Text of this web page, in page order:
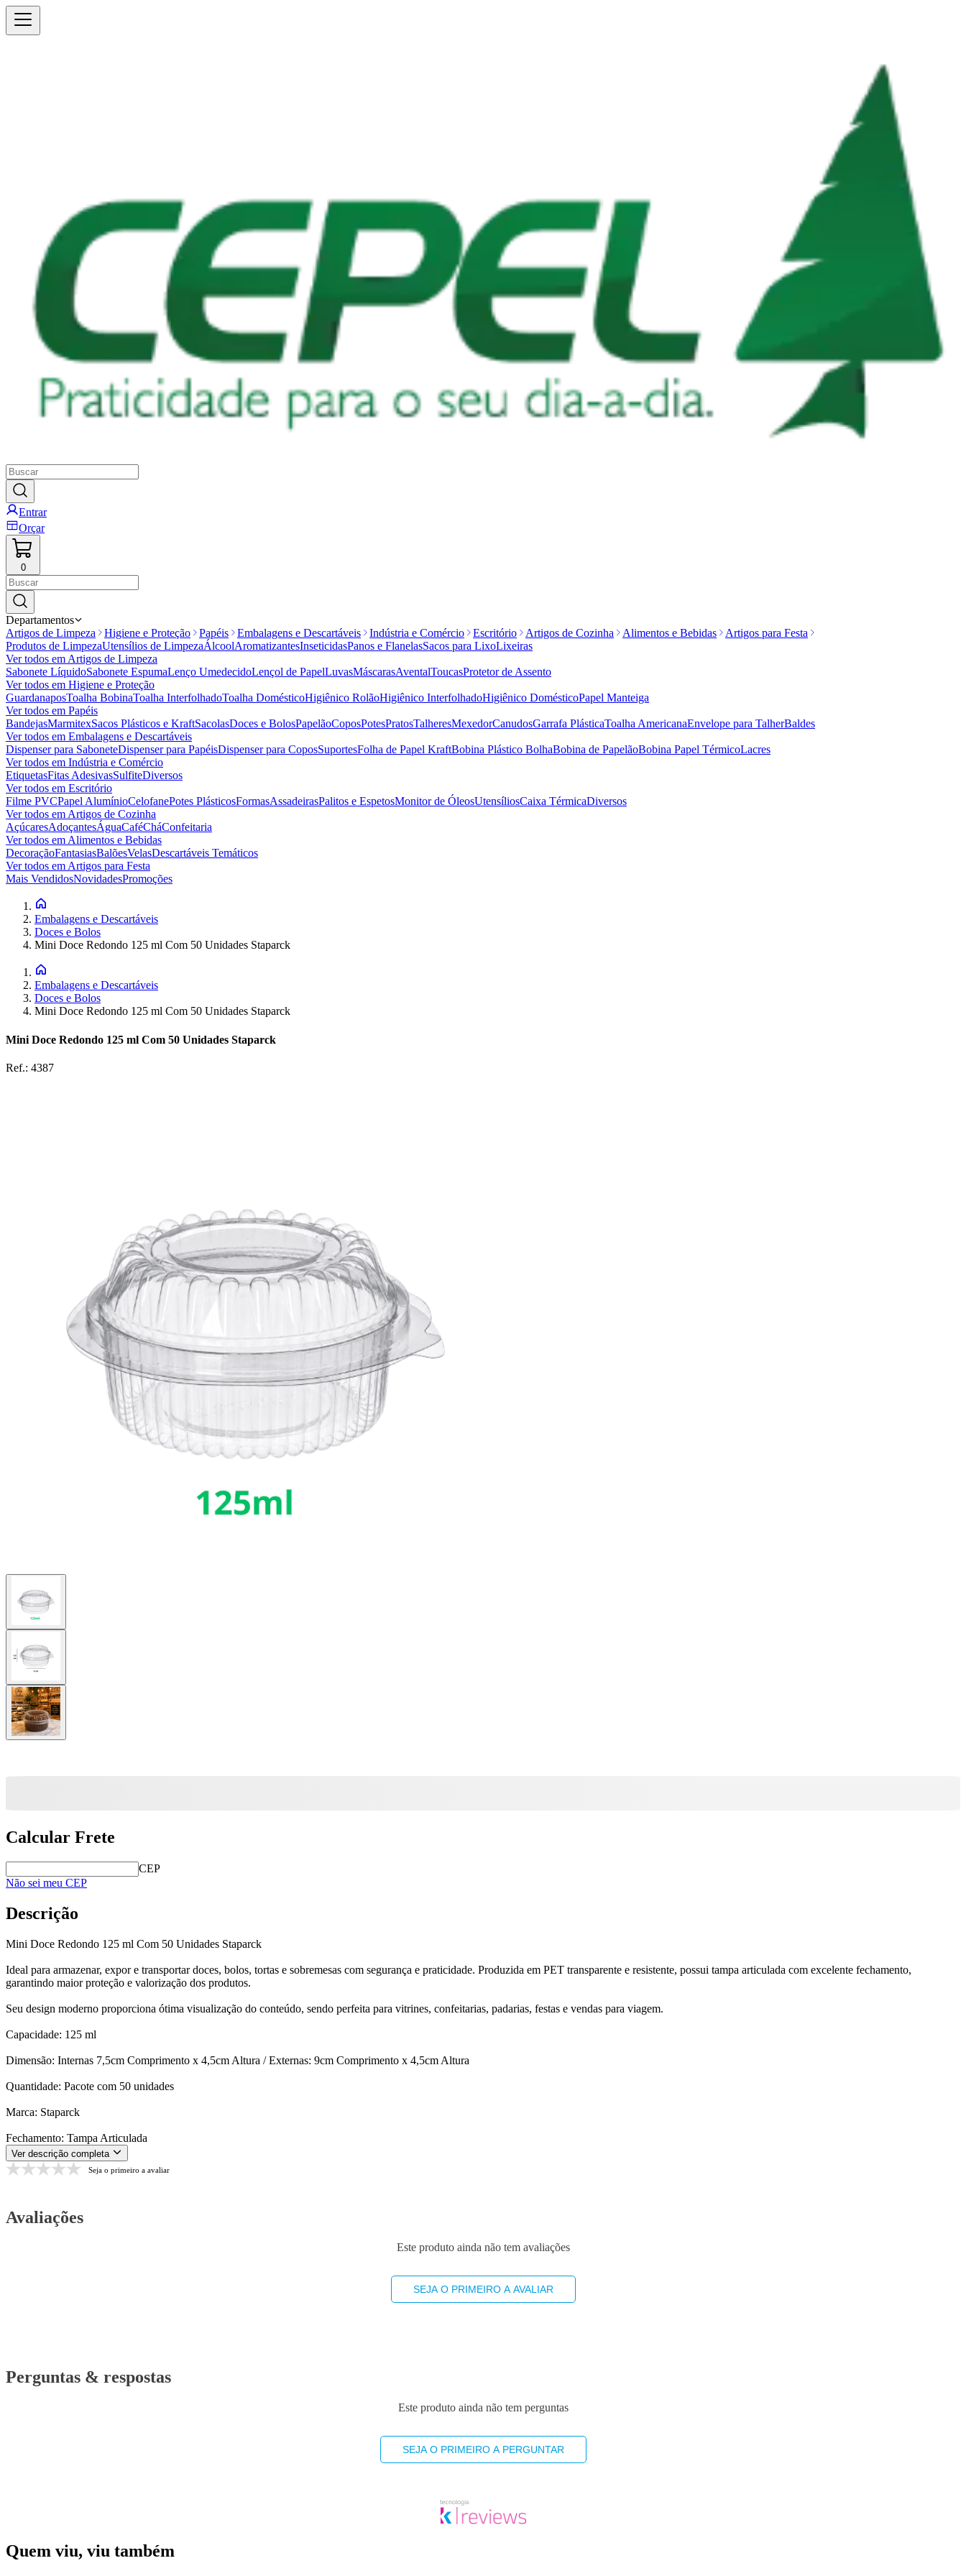
Entrar
Orçar
0
Departamentos
Artigos de Limpeza
Higiene e Proteção Papéis Embalagens e Descartáveis Indústria e Comércio Escritório Artigos de Cozinha Alimentos e Bebidas
Artigos para Festa
Produtos de LimpezaUtensílios de LimpezaÁlcoolAromatizantesInseticidasPanos e FlanelasSacos para LixoLixeiras
Ver todos emArtigos de Limpeza
Sabonete LíquidoSabonete EspumaLenço UmedecidoLençol de PapelLuvasMáscarasAventalToucasProtetor de Assento
Ver todos em Higiene e Proteção
GuardanaposToalha BobinaToalha InterfolhadoToalha DomésticoHigiênico RolãoHigiênico InterfolhadoHigiênico DomésticoPapel Manteiga
Ver todos em Papéis
BandejasMarmitexSacos Plásticos e KraftSacolasDoces e BolosPapelãoCoposPotesPratosTalheresMexedorCanudosGarrafa PlásticaToalha AmericanaEnvelope para TalherBaldes
Ver todos em Embalagens e Descartáveis
Dispenser para SaboneteDispenser para PapéisDispenser para CoposSuportesFolha de Papel KraftBobina Plástico BolhaBobina de PapelãoBobina Papel TérmicoLacres
Ver todos em Indústria e Comércio
EtiquetasFitas AdesivasSulfiteDiversos
Ver todos em Escritório
Filme PVCPapel AlumínioCelofanePotes PlásticosFormasAssadeirasPalitos e EspetosMonitor de ÓleosUtensíliosCaixa TérmicaDiversos
Ver todos emArtigos de Cozinha
AçúcaresAdoçantesÁguaCaféCháConfeitaria
Ver todos emAlimentos e Bebidas
DecoraçãoFantasiasBalõesVelasDescartáveis Temáticos
Ver todos emArtigos para Festa
Mais VendidosNovidadesPromoções
Embalagens e Descartáveis
Doces e Bolos
Mini Doce Redondo 125 ml Com 50 Unidades Staparck
Embalagens e Descartáveis
Doces e Bolos
Mini Doce Redondo 125 ml Com 50 Unidades Staparck
Mini Doce Redondo 125 ml Com 50 Unidades Staparck
Ref.: 4387
Calcular Frete
CEP
Não sei meu CEP
Descrição
Mini Doce Redondo 125 ml Com 50 Unidades Staparck
Ideal para armazenar, expor e transportar doces, bolos, tortas e sobremesas com segurança e praticidade. Produzida em PET transparente e resistente, possui tampa articulada com excelente fechamento,
garantindo maior proteção e valorização dos produtos.
Seu design moderno proporciona ótima visualização do conteúdo, sendo perfeita para vitrines, confeitarias, padarias, festas e vendas para viagem.
Capacidade: 125 ml
Dimensão: Internas 7,5cm Comprimento x 4,5cm Altura / Externas: 9cm Comprimento x 4,5cm Altura
Quantidade: Pacote com 50 unidades
Marca: Staparck
Fechamento: Tampa Articulada
Ver descrição completa
Seja o primeiro a avaliar
Avaliações
Este produto ainda não tem avaliações
SEJA O PRIMEIRO A AVALIAR
Perguntas & respostas
Este produto ainda não tem perguntas
SEJA O PRIMEIRO A PERGUNTAR
Quem viu, viu também